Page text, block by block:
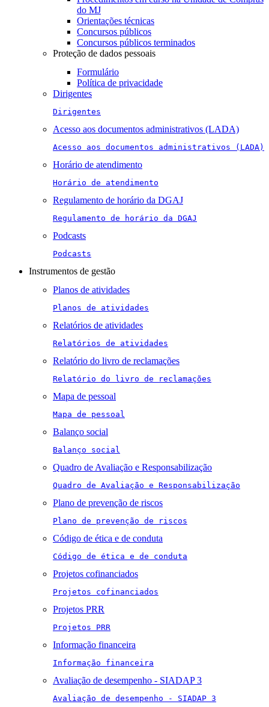
do MJ
Orientações técnicas
Concursos públicos
Concursos públicos terminados
Proteção de dados pessoais
Formulário
Política de privacidade
Dirigentes
Dirigentes
Acesso aos documentos administrativos (LADA)
Acesso aos documentos administrativos (LADA)
Horário de atendimento
Horário de atendimento
Regulamento de horário da DGAJ
Regulamento de horário da DGAJ
Podcasts
Podcasts
Instrumentos de gestão
Planos de atividades
Planos de atividades
Relatórios de atividades
Relatórios de atividades
Relatório do livro de reclamações
Relatório do livro de reclamações
Mapa de pessoal
Mapa de pessoal
Balanço social
Balanço social
Quadro de Avaliação e Responsabilização
Quadro de Avaliação e Responsabilização
Plano de prevenção de riscos
Plano de prevenção de riscos
Código de ética e de conduta
Código de ética e de conduta
Projetos cofinanciados
Projetos cofinanciados
Projetos PRR
Projetos PRR
Informação financeira
Informação financeira
Avaliação de desempenho - SIADAP 3
Avaliação de desempenho - SIADAP 3